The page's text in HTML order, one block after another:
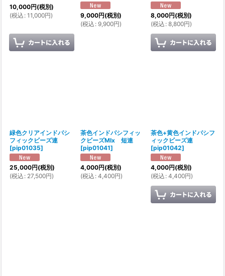
10,000円(税別)
(税込 : 11,000円) 9,000円(税別)
(税込 : 9,900円)
8,000円(税別)
(税込 : 8,800円)
緑色クリアインドパシ
フィックビーズ連
[pip01035]
25,000円(税別)
(税込 : 27,500円)
茶色インドパシフィッ
クビーズMIx 短連
[pip01041]
4,000円(税別)
(税込 : 4,400円)
茶色+黄色インドパシフ
ィックビーズ連
[pip01042]
4,000円(税別)
(税込 : 4,400円)